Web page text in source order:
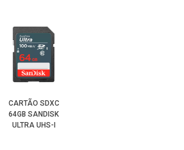
CARTÃO SDXC
64GB SANDISK
ULTRA UHS-I